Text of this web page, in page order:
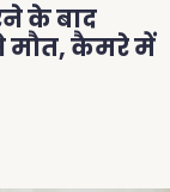
के बाद
मौत, कैमरे में